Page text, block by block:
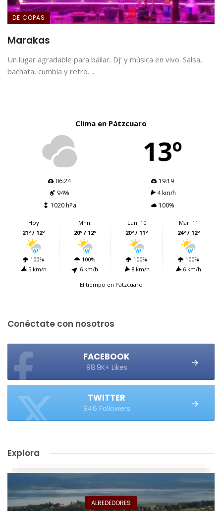
DE COPAS
Marakas
Un lugar agradable para bailar. Dj’ y música en vivo. Salsa,
bachata, cumbia y retro. ...
Clima en Pátzcuaro
13º
06:24
19:19
94%
4 km/h
1020 hPa
100%
Hoy
21º / 12º
100%
5 km/h
Mñn.
20º / 12º
100%
6 km/h
Lun. 10
20º / 11º
100%
8 km/h
Mar. 11
24º / 12º
100%
6 km/h
El tiempo en Pátzcuaro
Conéctate con nosotros
FACEBOOK
98.9K+ Likes
TWITTER
946 Followers
Explora
ALREDEDORES